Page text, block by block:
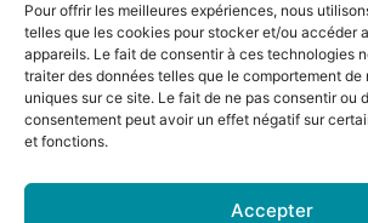
Pour offrir les meilleures expériences, nous
telles que les cookies pour stocker et/ou accéder
appareils. Le fait de consentir à ces technologies
traiter des données telles que le comportement de
uniques sur ce site. Le fait de ne pas consentir ou
consentement peut avoir un effet négatif sur
et fonctions.
Accepter